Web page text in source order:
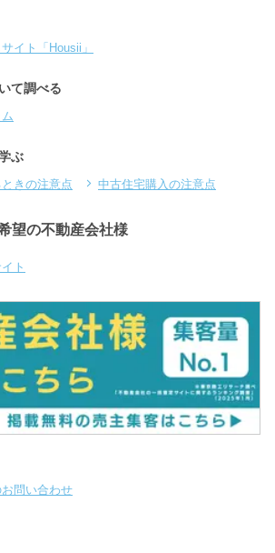
イト「Housii」
て調べる
ぶ
きの注意点 中古住宅購入の注意点
望の不動産会社様
ト
問い合わせ